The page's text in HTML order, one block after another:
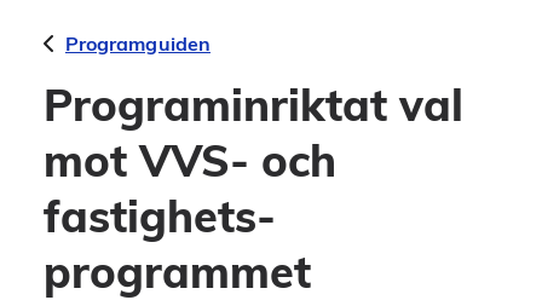
Programguiden
Programinriktat val
mot VVS- och
fastighets­
programmet